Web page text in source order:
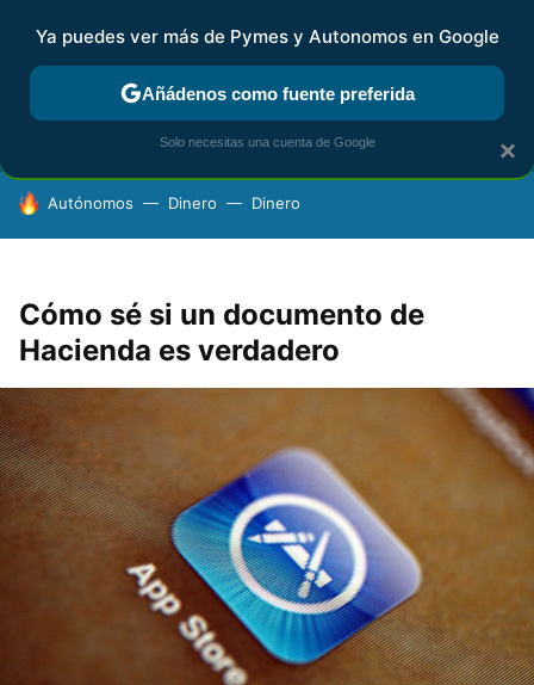
FISCALIDAD Y CONTABILIDAD KIT DIGITAL RENTA
HOY SE HABLA DE
Autónomos Dinero Dinero
Cómo sé si un documento de
Hacienda es verdadero
×
Ya puedes ver más de Pymes y Autonomos en Google
Añádenos como fuente preferida
Solo necesitas una cuenta de Google